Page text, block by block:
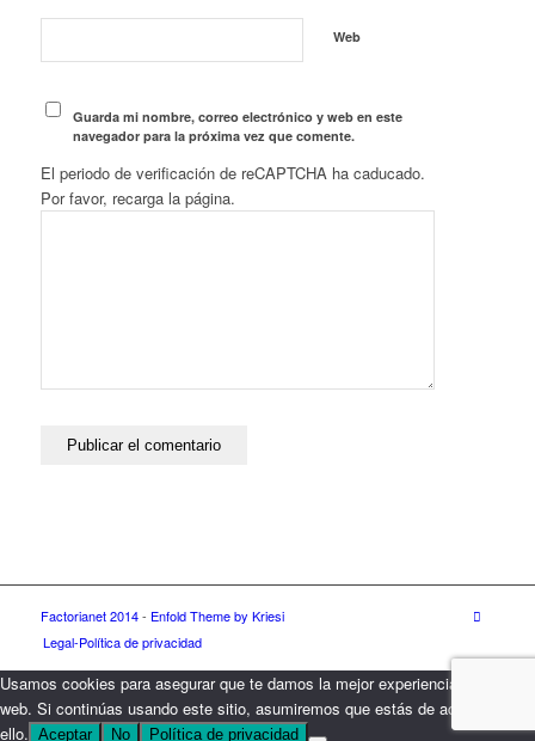
Web
Guarda mi nombre, correo electrónico y web en este
navegador para la próxima vez que comente.
El periodo de verificación de reCAPTCHA ha caducado.
Por favor, recarga la página.
Factorianet 2014- Enfold Theme by Kriesi
Legal-Política de privacidad
Usamos cookies para asegurar que te damos la mejor experiencia en nuestra
web. Si continúas usando este sitio, asumiremos que estás de acuerdo con
ello. Aceptar No Política de privacidad